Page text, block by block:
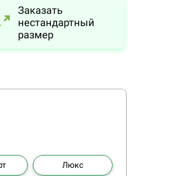
Заказать
нестандартный
размер
Люкс